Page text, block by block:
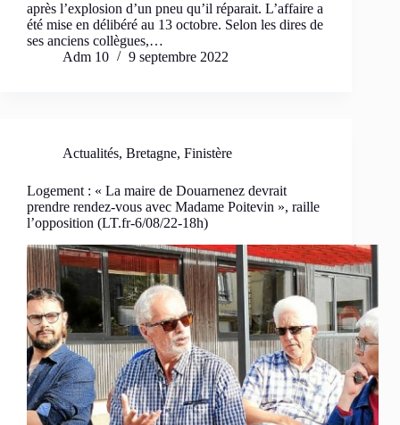
après l’explosion d’un pneu qu’il réparait. L’affaire a
été mise en délibéré au 13 octobre. Selon les dires de
ses anciens collègues,…
Adm 10
9 septembre 2022
Actualités, Bretagne, Finistère
Logement : « La maire de Douarnenez devrait
prendre rendez-vous avec Madame Poitevin », raille
l’opposition (LT.fr-6/08/22-18h)